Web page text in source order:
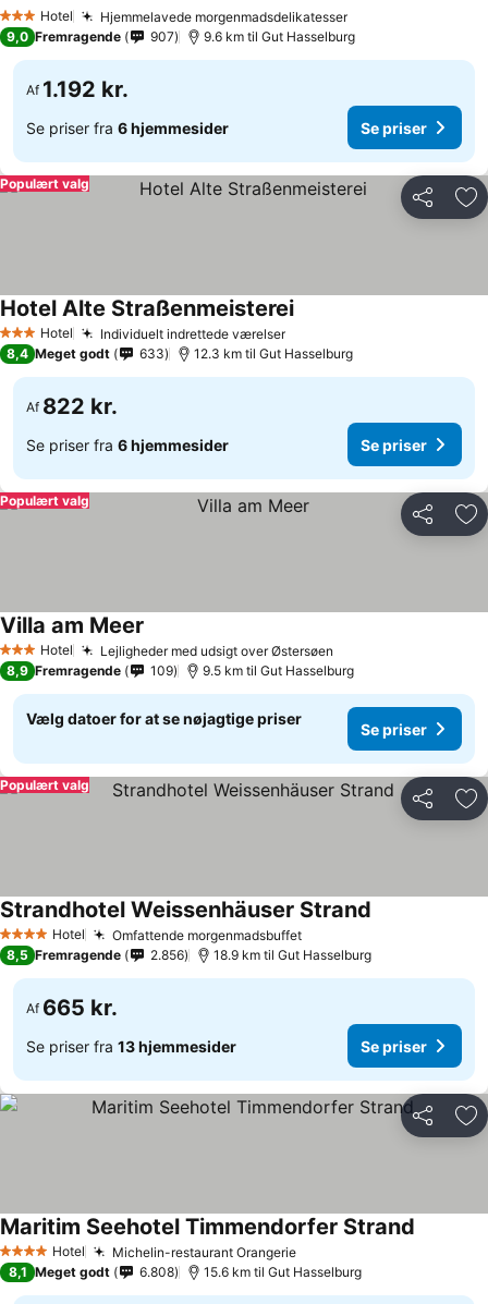
3 StjernerHotel Hjemmelavede morgenmadsdelikatesserSe priser
9,0 Fremragende 907 9.6 km til Gut Hasselburg
Af 1.192 kr.
Se priser fra 6 hjemmesider Se priser
Del
Populært valg
3 StjernerHotel Individuelt indrettede værelserSe priser
Hotel Alte StraßenmeistereiSe priser
8,4 Meget godt 633 12.3 km til Gut Hasselburg
Af 822 kr.
Se priser fra 6 hjemmesider Se priser
Del
Populært valg
3 StjernerHotel Lejligheder med udsigt over Østersøen
Villa am Meer
8,9 Fremragende 109 9.5 km til Gut Hasselburg
Vælg datoer for at se nøjagtige priser
Se priser
Del
Populært valg
4 StjernerHotel Omfattende morgenmadsbuffetSe priser
Strandhotel Weissenhäuser Strand
8,5 Fremragende 2.856 18.9 km til Gut Hasselburg
Af 665 kr.
Se priser fra 13 hjemmesider Se priser
Del
4 StjernerHotel Michelin-restaurant OrangerieSe priser
Maritim Seehotel Timmendorfer Strand
8,1 Meget godt 6.808 15.6 km til Gut Hasselburg